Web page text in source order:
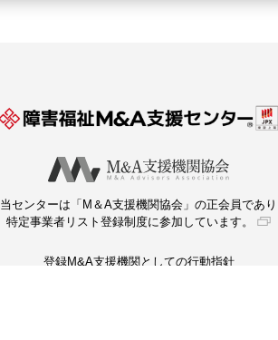
当センターは「M＆A支援機関協会」の正会員であり
特定事業者リスト登録制度に参加しています。
登録M&A支援機関としての行動指針